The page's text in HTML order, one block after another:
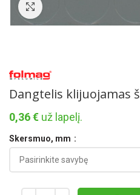
Dangtelis klijuojamas
0,36€ už lapelį.
Skersmuo, mm